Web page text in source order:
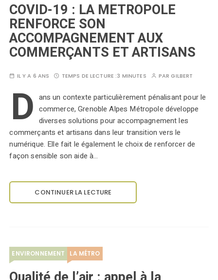
COVID-19 : LA METROPOLE
RENFORCE SON
ACCOMPAGNEMENT AUX
COMMERÇANTS ET ARTISANS
IL Y A 6 ANS TEMPS DE LECTURE :3 MINUTES PARGILBERT
D ans un contexte particulièrement pénalisant pour le
commerce, Grenoble Alpes Métropole développe
diverses solutions pour accompagnement les
commerçants et artisans dans leur transition vers le
numérique. Elle fait le également le choix de renforcer de
façon sensible son aide à…
CONTINUER LA LECTURE
ENVIRONNEMENT LA MÉTRO